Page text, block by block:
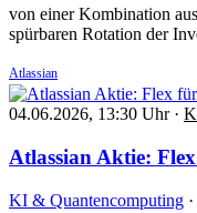
von einer Kombination
spürbaren Rotation der
Atlassian
04.06.2026, 13:30 Uhr ·
Atlassian Aktie:
KI & Quantencomputing ·